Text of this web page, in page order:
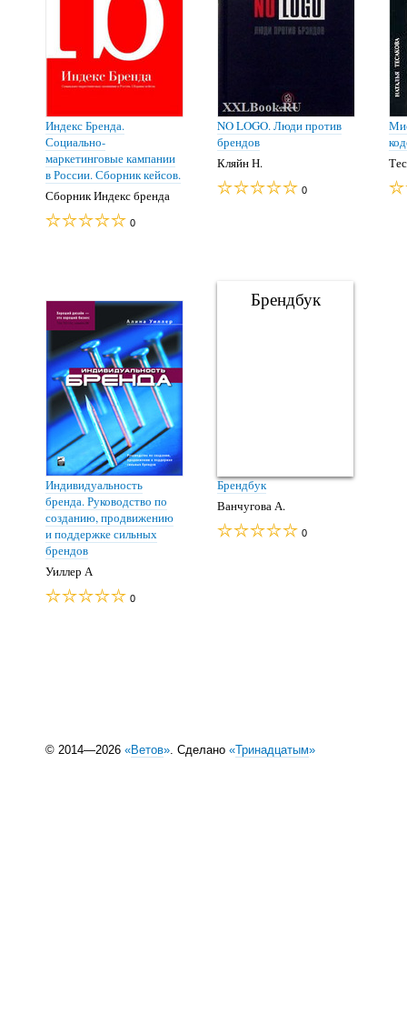
Индекс Бренда.
Социально-
маркетинговые кампании
в России. Сборник кейсов.
Сборник Индекс бренда
0
NO LOGO. Люди против
брендов
Кляйн Н.
0
Индивидуальность
бренда. Руководство по
созданию, продвижению
и поддержке сильных
брендов
Уиллер А
0
Брендбук
Брендбук
Ванчугова А.
0
© 2014—2026 «Ветов». Сделано «Тринадцатым»